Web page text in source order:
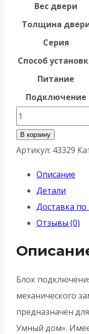
Вес двери
Толщина
Серия
Способ
Питание
Подключение
Количество
товара
Блок
Armadillo
(Армадилло)
реле
дом"
BSH.RT01.06
-
Черный
В корзину
Артикул: 43329
Описание
Детали
Доставка
Отзывы (0)
Блок
механического
предназначен
Умный дом».